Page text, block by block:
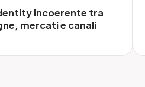
accessi e permessi
vede e scarica solo ciò
consentito, con profilazioni
incoerente tra
mercati e canali